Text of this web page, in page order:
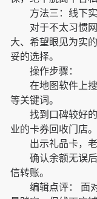
方法三：线下实
对于不太习惯网
大、希望眼见为实
妥的选择。
操作步骤：
在地图软件上搜
等关键词。
找到口碑较好的
业的卡券回收门店。
出示礼品卡，老
确认余额无误后
信转账。
编辑点评： 面对